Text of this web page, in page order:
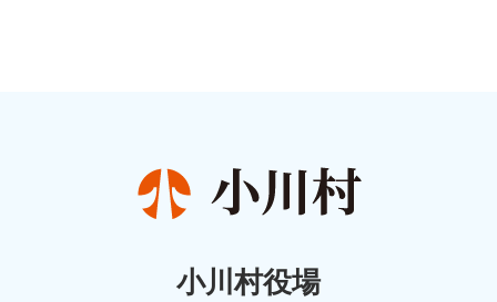
小川村役場